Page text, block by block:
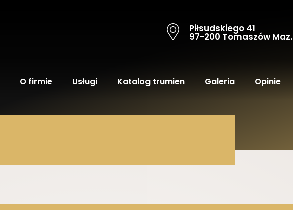
Piłsudskiego 41
97-200 Tomaszów Maz.
O firmie Usługi Katalog trumien Galeria Opinie